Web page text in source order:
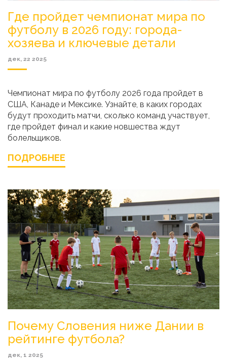
Где пройдет чемпионат мира по
футболу в 2026 году: города-
хозяева и ключевые детали
дек, 22 2025
Чемпионат мира по футболу 2026 года пройдет в
США, Канаде и Мексике. Узнайте, в каких городах
будут проходить матчи, сколько команд участвует,
где пройдет финал и какие новшества ждут
болельщиков.
ПОДРОБНЕЕ
Почему Словения ниже Дании в
рейтинге футбола?
дек, 1 2025